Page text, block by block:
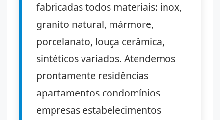
fabricadas todos materiais: inox,
granito natural, mármore,
porcelanato, louça cerâmica,
sintéticos variados. Atendemos
prontamente residências
apartamentos condomínios
empresas estabelecimentos